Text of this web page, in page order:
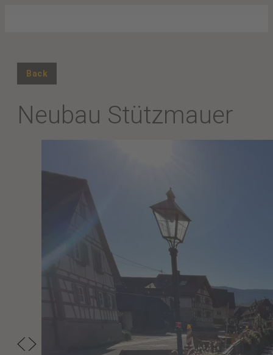
Back
Neubau Stützmauer